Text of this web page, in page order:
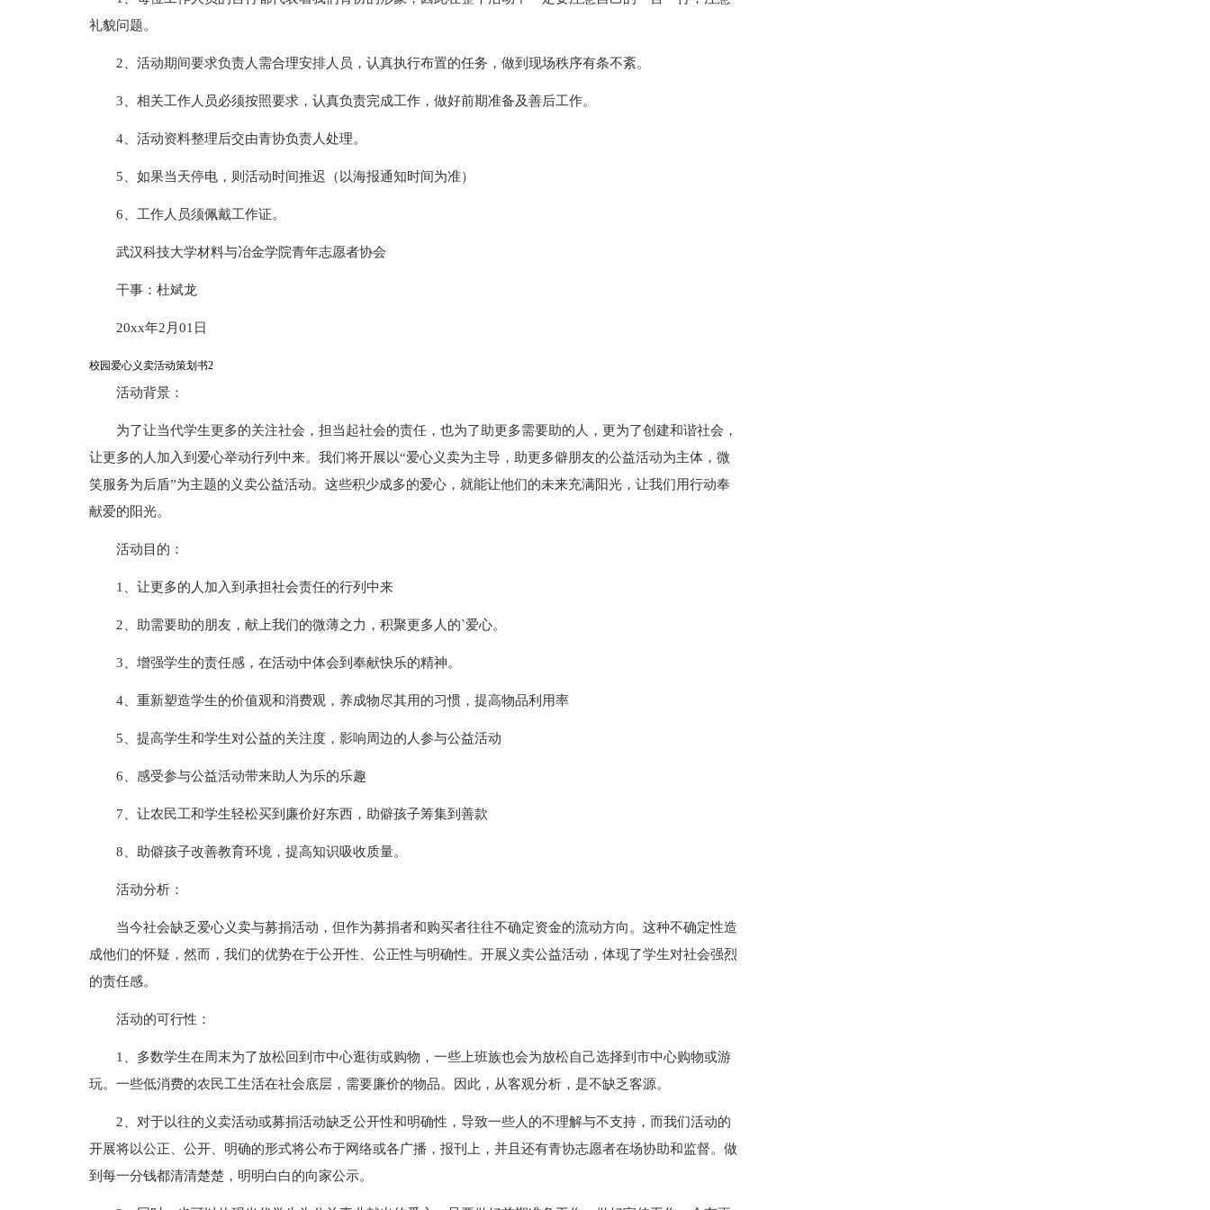
礼貌问题。
2、活动期间要求负责人需合理安排人员，认真执行布置的任务，做到现场秩序有条不紊。
3、相关工作人员必须按照要求，认真负责完成工作，做好前期准备及善后工作。
4、活动资料整理后交由青协负责人处理。
5、如果当天停电，则活动时间推迟（以海报通知时间为准）
6、工作人员须佩戴工作证。
武汉科技大学材料与冶金学院青年志愿者协会
干事：杜斌龙
20xx年2月01日
校园爱心义卖活动策划书2
活动背景：
为了让当代学生更多的关注社会，担当起社会的责任，也为了助更多需要助的人，更为了创建和谐社会，
让更多的人加入到爱心举动行列中来。我们将开展以“爱心义卖为主导，助更多僻朋友的公益活动为主体，微
笑服务为后盾”为主题的义卖公益活动。这些积少成多的爱心，就能让他们的未来充满阳光，让我们用行动奉
献爱的阳光。
活动目的：
1、让更多的人加入到承担社会责任的行列中来
2、助需要助的朋友，献上我们的微薄之力，积聚更多人的`爱心。
3、增强学生的责任感，在活动中体会到奉献快乐的精神。
4、重新塑造学生的价值观和消费观，养成物尽其用的习惯，提高物品利用率
5、提高学生和学生对公益的关注度，影响周边的人参与公益活动
6、感受参与公益活动带来助人为乐的乐趣
7、让农民工和学生轻松买到廉价好东西，助僻孩子筹集到善款
8、助僻孩子改善教育环境，提高知识吸收质量。
活动分析：
当今社会缺乏爱心义卖与募捐活动，但作为募捐者和购买者往往不确定资金的流动方向。这种不确定性造
成他们的怀疑，然而，我们的优势在于公开性、公正性与明确性。开展义卖公益活动，体现了学生对社会强烈
的责任感。
活动的可行性：
1、多数学生在周末为了放松回到市中心逛街或购物，一些上班族也会为放松自己选择到市中心购物或游
玩。一些低消费的农民工生活在社会底层，需要廉价的物品。因此，从客观分析，是不缺乏客源。
2、对于以往的义卖活动或募捐活动缺乏公开性和明确性，导致一些人的不理解与不支持，而我们活动的
开展将以公正、公开、明确的形式将公布于网络或各广播，报刊上，并且还有青协志愿者在场协助和监督。做
到每一分钱都清清楚楚，明明白白的向家公示。